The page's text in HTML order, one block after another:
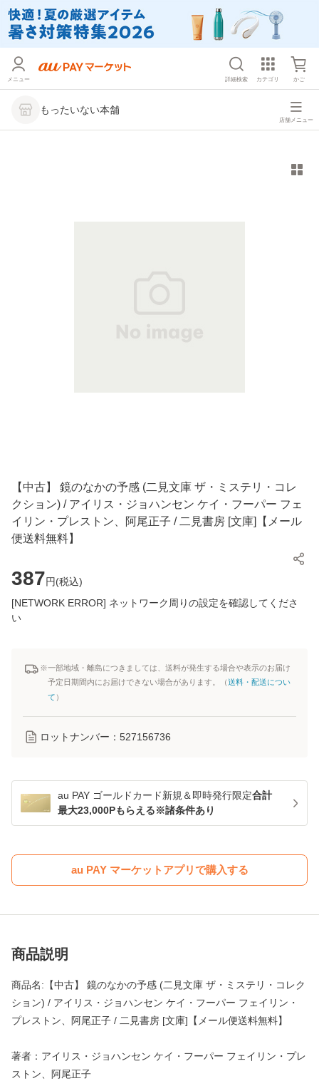
メニュー 詳細検索 カテゴリ かご
もったいない本舗
店舗メニュー
【中古】 鏡のなかの予感 (二見文庫 ザ・ミステリ・コレ
クション) / アイリス・ジョハンセン ケイ・フーパー フェ
イリン・プレストン、阿尾正子 / 二見書房 [文庫]【メール
便送料無料】
387円(税込)
[NETWORK ERROR] ネットワーク周りの設定を確認してくださ
い
※一部地域・離島につきましては、送料が発生する場合や表示のお届け
予定日期間内にお届けできない場合があります。（送料・配送につい
て ）
ロットナンバー： 527156736
au PAY ゴールドカード新規＆即時発行限定合計
最大23,000Pもらえる※諸条件あり
au PAY マーケットアプリで購入する
商品説明
商品名:【中古】 鏡のなかの予感 (二見文庫 ザ・ミステリ・コレク
ション) / アイリス・ジョハンセン ケイ・フーパー フェイリン・
プレストン、阿尾正子 / 二見書房 [文庫]【メール便送料無料】
著者：アイリス・ジョハンセン ケイ・フーパー フェイリン・プレ
ストン、阿尾正子